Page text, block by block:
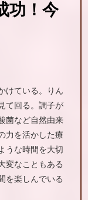
功！今
けている。りん
て回る。調子が
菌など自然由来
力を活かした療
うな時間を大切
変なこともある
を楽しんでいる